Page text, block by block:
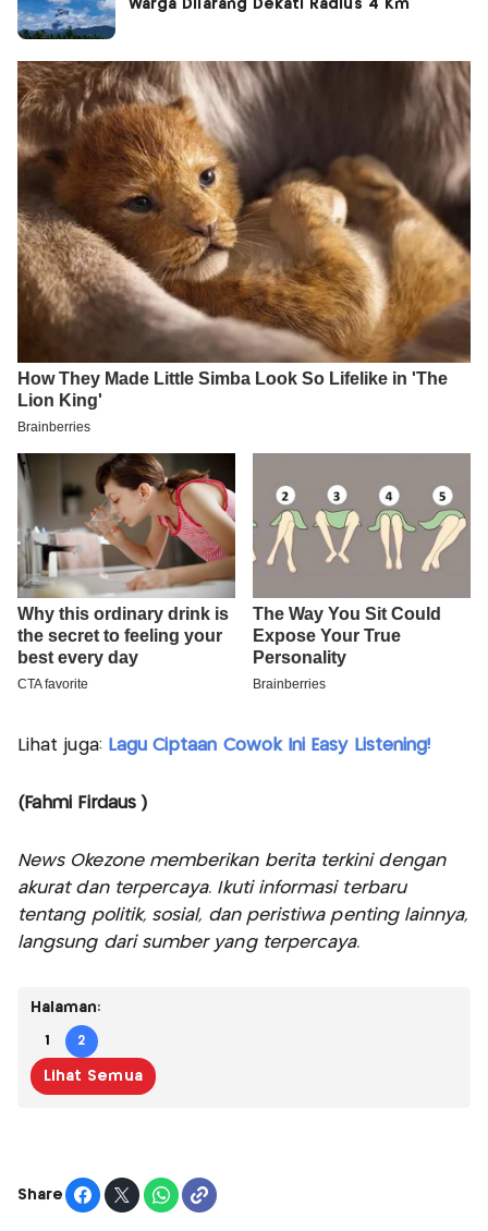
Warga Dilarang Dekati Radius 4 Km
Lihat juga: Lagu Ciptaan Cowok Ini Easy Listening!
(Fahmi Firdaus )
News Okezone memberikan berita terkini dengan
akurat dan terpercaya. Ikuti informasi terbaru
tentang politik, sosial, dan peristiwa penting lainnya,
langsung dari sumber yang terpercaya.
Halaman:
1 2
Lihat Semua
Share